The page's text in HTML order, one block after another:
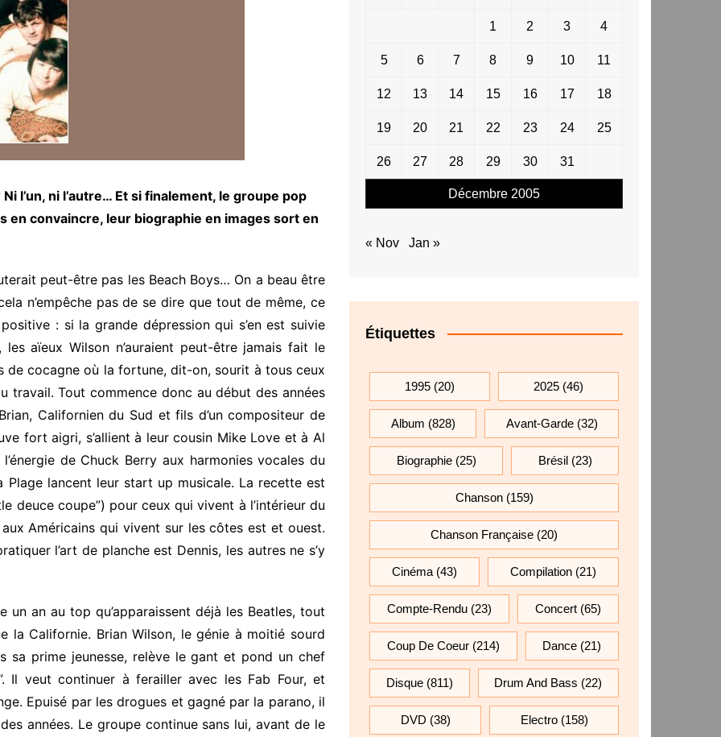
l’un, ni l’autre… Et si finalement, le groupe pop
en convaincre, leur biographie en images sort en
peut-être pas les Beach Boys… On a beau être
n’empêche pas de se dire que tout de même, ce
: si la grande dépression qui s’en est suivie
les aïeux Wilson n’auraient peut-être jamais fait le
de cocagne où la fortune, dit-on, sourit à tous ceux
travail. Tout commence donc au début des années
Californien du Sud et fils d’un compositeur de
fort aigri, s’allient à leur cousin Mike Love et à Al
de Chuck Berry aux harmonies vocales du
Plage lancent leur start up musicale. La recette est
deuce coupe”) pour ceux qui vivent à l’intérieur du
Américains qui vivent sur les côtes est et ouest.
l’art de planche est Dennis, les autres ne s’y
an au top qu’apparaissent déjà les Beatles, tout
la Californie. Brian Wilson, le génie à moitié sourd
sa prime jeunesse, relève le gant et pond un chef
Il veut continuer à ferailler avec les Fab Four, et
Epuisé par les drogues et gagné par la parano, il
années. Le groupe continue sans lui, avant de le
Décembre 2005
1 2 3 4
5 6 7 8 9 10 11
12 13 14 15 16 17 18
19 20 21 22 23 24 25
26 27 28 29 30 31
« Nov Jan »
Étiquettes
1995 (20) 2025 (46)
Album (828) Avant-Garde(32)
Biographie(25) Brésil(23)
Chanson(159)
Chanson Française (20)
Cinéma (43) Compilation (21)
Compte-Rendu (23) Concert (65)
Coup De Coeur(214) Dance (21)
Disque(811) Drum And Bass (22)
DVD (38) Electro(158)